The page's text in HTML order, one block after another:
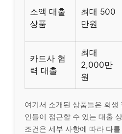
소액 대출
상품
최대 500
만원
카드사 협
력 대출
최대
2,000만
원
여기서 소개된 상품들은 회생
인들이 접근할 수 있는 대출
조건은 세부 사항에 따라 다